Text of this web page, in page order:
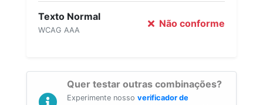
Texto Normal
WCAG AAA
Não conforme
Quer testar outras combinações?
Experimente nosso verificador de